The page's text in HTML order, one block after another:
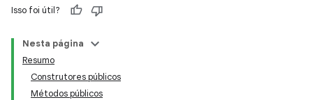
Isso foi útil?
Nesta página
Resumo
Construtores públicos
Métodos públicos